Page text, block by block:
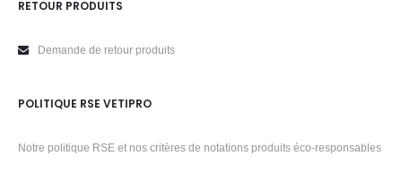
RETOUR PRODUITS
Demande de retour produits
POLITIQUE RSE VETIPRO
Notre politique RSE et nos critères de notations produits éco-responsables